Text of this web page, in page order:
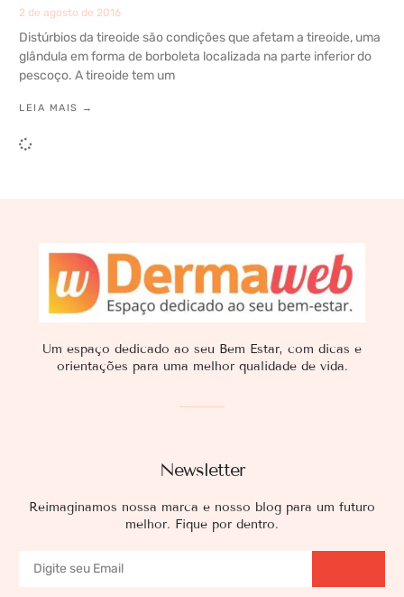
2 de agosto de 2016
Distúrbios da tireoide são condições que afetam a tireoide, uma
glândula em forma de borboleta localizada na parte inferior do
pescoço. A tireoide tem um
LEIA MAIS →
Newsletter
Reimaginamos nossa marca e nosso blog para um futuro
melhor. Fique por dentro.
Um espaço dedicado ao seu Bem Estar, com dicas e
orientações para uma melhor qualidade de vida.